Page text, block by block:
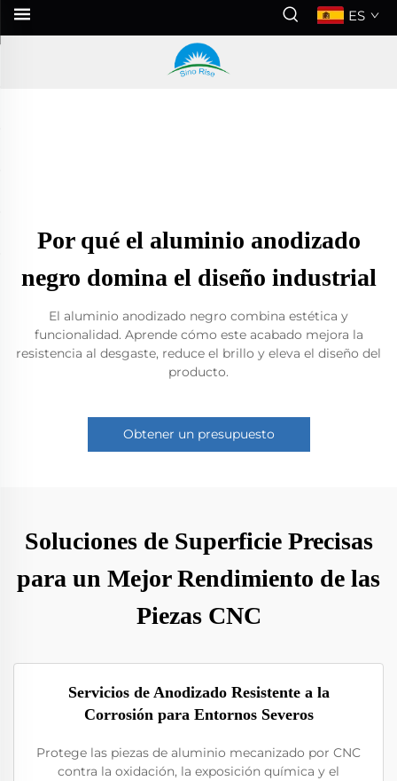
ES
Por qué el aluminio anodizado
negro domina el diseño industrial
El aluminio anodizado negro combina estética y
funcionalidad. Aprende cómo este acabado mejora la
resistencia al desgaste, reduce el brillo y eleva el diseño del
producto.
Obtener un presupuesto
Soluciones de Superficie Precisas
para un Mejor Rendimiento de las
Piezas CNC
Servicios de Anodizado Resistente a la
Corrosión para Entornos Severos
Protege las piezas de aluminio mecanizado por CNC
contra la oxidación, la exposición química y el